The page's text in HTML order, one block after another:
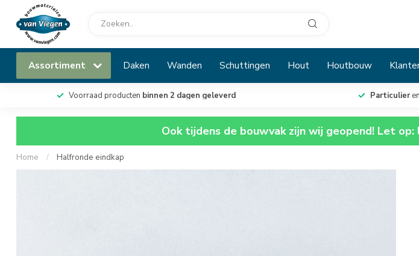
Assortiment Daken Wanden Schuttingen Hout Houtbouw
Voorraad producten binnen 2 dagen geleverd Particulieren
Ook tijdens de bouwvak zijn wij geopend! Let
Home / Halfronde eindkap